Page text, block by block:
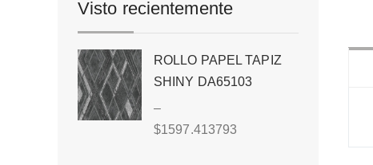
Visto recientemente
ROLLO PAPEL TAPIZ
SHINY DA65103
–
$1597.413793